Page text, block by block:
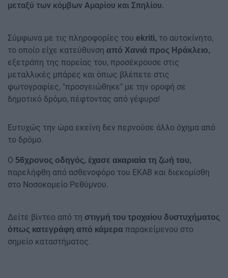
μεταξύ των κόμβων Αμαρίου και Σπηλίου.
Σύμφωνα με τις πληροφορίες του ekriti, το αυτοκίνητο,
το οποίο είχε κατεύθυνση από Χανιά προς Ηράκλειο,
εξετράπη της πορείας του, προσέκρουσε στις
μεταλλικές μπάρες και όπως βλέπετε στις
φωτογραφίες, "προσγειώθηκε" με την οροφή σε
δημοτικό δρόμο, πέφτοντας από γέφυρα!
Ευτυχώς την ώρα εκείνη δεν περνούσε άλλο όχημα από
το δρόμο.
Ο 56χρονος οδηγός, έχασε ακαριαία τη ζωή του,
παρελήφθη από ασθενοφόρο του ΕΚΑΒ και διεκομίσθη
στο Νοσοκομείο Ρεθύμνου.
Δείτε βίντεο από τη στιγμή του τροχαίου δυστυχήματος
όπως κατεγράφη από κάμερα παρακείμενου στο
σημείο καταστήματος.